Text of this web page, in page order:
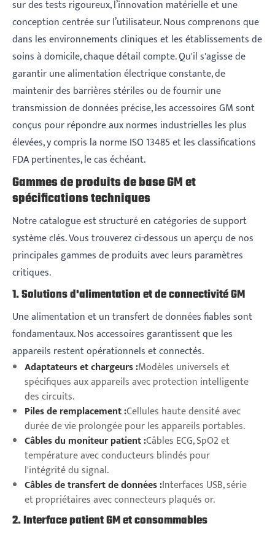
sur des tests rigoureux, l’innovation matérielle et une
conception centrée sur l’utilisateur. Nous comprenons que
dans les environnements cliniques et les établissements de
soins à domicile, chaque détail compte. Qu'il s'agisse de
garantir une alimentation électrique constante, de
maintenir des barrières stériles ou de fournir une
transmission de données précise, les accessoires GM sont
conçus pour répondre aux normes industrielles les plus
élevées, y compris la norme ISO 13485 et les classifications
FDA pertinentes, le cas échéant.
Gammes de produits de base GM et
spécifications techniques
Notre catalogue est structuré en catégories de support
système clés. Vous trouverez ci-dessous un aperçu de nos
principales gammes de produits avec leurs paramètres
critiques.
1. Solutions d'alimentation et de connectivité GM
Une alimentation et un transfert de données fiables sont
fondamentaux. Nos accessoires garantissent que les
appareils restent opérationnels et connectés.
Adaptateurs et chargeurs :Modèles universels et
spécifiques aux appareils avec protection intelligente
des circuits.
Piles de remplacement :Cellules haute densité avec
durée de vie prolongée pour les appareils portables.
Câbles du moniteur patient :Câbles ECG, SpO2 et
température avec conducteurs blindés pour
l'intégrité du signal.
Câbles de transfert de données :Interfaces USB, série
et propriétaires avec connecteurs plaqués or.
2. Interface patient GM et consommables